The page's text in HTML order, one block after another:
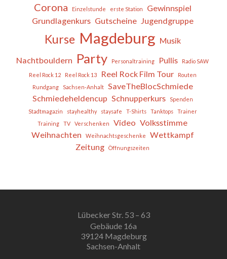
Corona
Einzelstunde erste Station
Gewinnspiel
Grundlagenkurs Gutscheine Jugendgruppe
Kurse Magdeburg Musik
Nachtbouldern Party Personaltraining Pullis Radio SAW
Reel Rock 12 Reel Rock 13 Reel Rock Film Tour
Routen
Rundgang
Sachsen-Anhalt
SaveTheBlocSchmiede
Schmiedeheldencup Schnupperkurs
Spenden
Stadtmagazin
stayhealthy staysafe T-Shirts Tanktops
Trainer
Training
TV Verschenken Video Volksstimme
Weihnachten
Weihnachtsgeschenke
Wettkampf
Zeitung
Öffnungszeiten
Lübecker Str. 53 – 63
Gebäude 16a
39124 Magdeburg
Sachsen-Anhalt